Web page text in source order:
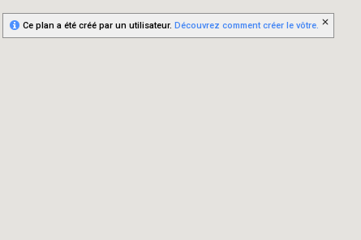
Ce plan a été créé par un utilisateur. Découvrez comment créer le vôtre.